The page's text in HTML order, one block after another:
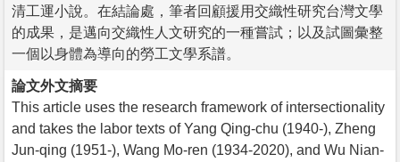
清工運小說。在結論處，筆者回顧援用交織性研究台灣文學
的成果，是邁向交織性人文研究的一種嘗試；以及試圖彙整
一個以身體為導向的勞工文學系譜。
論文外文摘要
This article uses the research framework of intersectionality
and takes the labor texts of Yang Qing-chu (1940-), Zheng
Jun-qing (1951-), Wang Mo-ren (1934-2020), and Wu Nian-